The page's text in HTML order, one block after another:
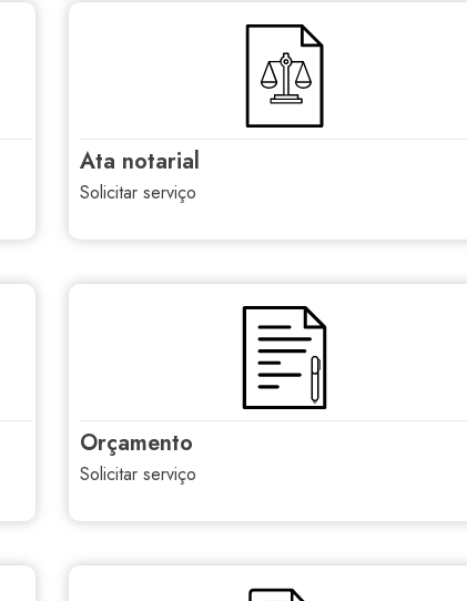
ata notarial
solicitar serviço
orçamento
solicitar serviço